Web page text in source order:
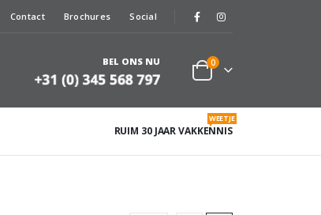
Contact Brochures Social
BEL ONS NU 0
RUIM 30 JAAR VAKKENNIS
WEETJE